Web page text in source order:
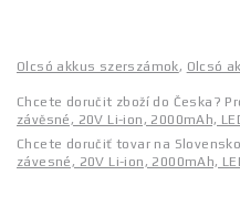
Olcsó akkus szerszámok, Olcsó
Chcete doručit zboží do Česka?
závěsné, 20V Li-ion, 2000mAh,
Chcete doručiť tovar na
závesné, 20V Li-ion, 2000mAh,